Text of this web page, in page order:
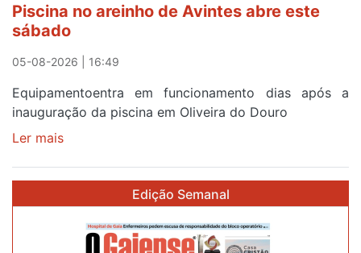
após
campanha
reforço
Piscina no areinho de Avintes abre este
sábado
05-08-2026 | 16:49
Equipamentoentra em funcionamento dias após a
inauguração da piscina em Oliveira do Douro
Ler mais
Avintes
Edição Semanal